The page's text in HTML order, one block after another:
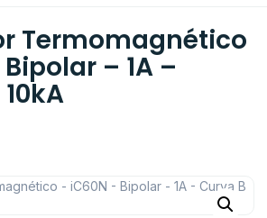
Termomagnético
– 1A –